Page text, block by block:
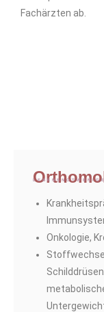
Fachärzten ab.
Onkologie,